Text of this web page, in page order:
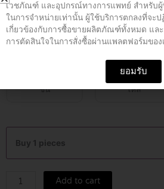
ALSOFF 8 ก้อน
ชิ้น โหล
Buy 1 pieces
ก้อน
quantity
Add to cart
เวชภัณฑ์ และอุปกรณ์ทางการแพทย์ สำหรับ
ในการจำหน่ายเท่านั้น ผู้ใช้บริการตกลงที่จะ
เกี่ยวข้องกับการซื้อขายผลิตภัณฑ์ทั้งหมด แล
การตัดสินใจในการสั่งซื้อผ่านแพลตฟอร์มของ
ยอมรับ